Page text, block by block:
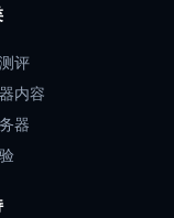
评
内容
器